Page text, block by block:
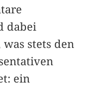
dabei
was stets den
ein